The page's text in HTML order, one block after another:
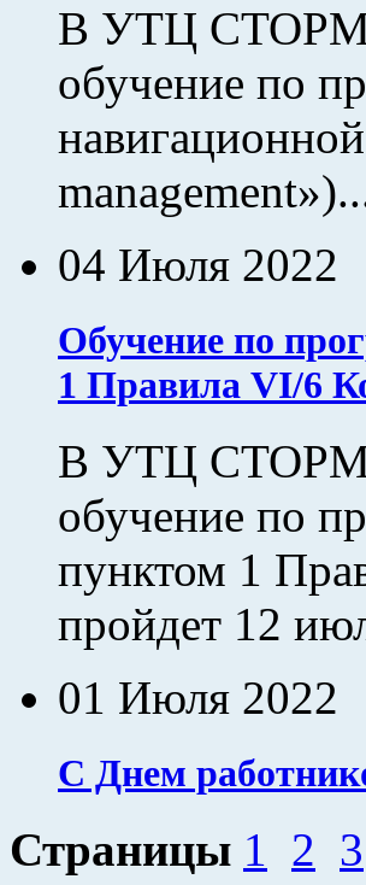
В УТЦ СТОРМ
обучение по
04 Июля 2022
Обучение по
1 Правила VI/6
В УТЦ СТОРМ
обучение по
пунктом 1
пройдет 12
01 Июля 2022
C Днем
Страницы 1 2 3